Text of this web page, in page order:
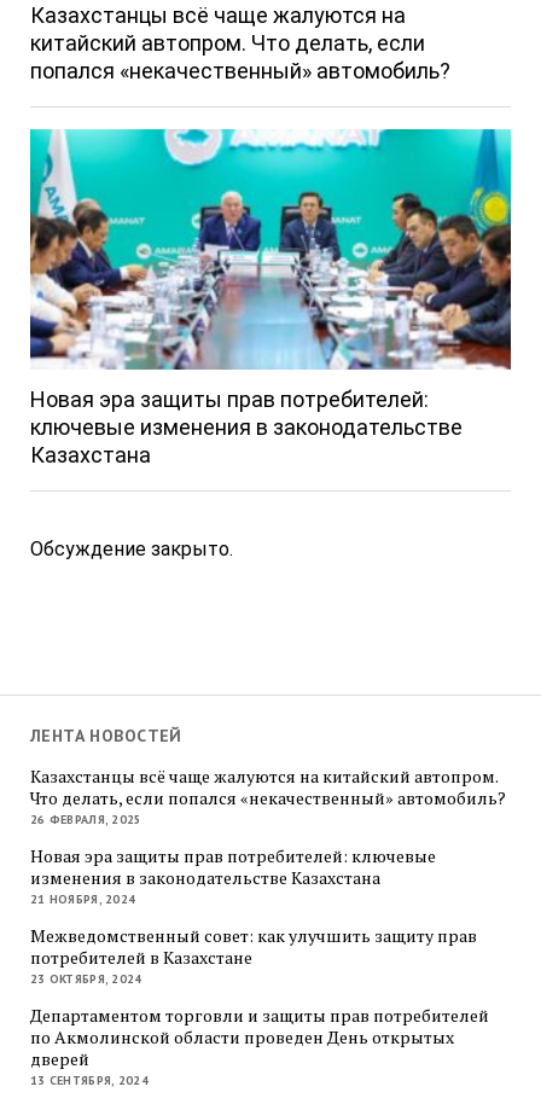
Казахстанцы всё чаще жалуются на
китайский автопром. Что делать, если
попался «некачественный» автомобиль?
Новая эра защиты прав потребителей:
ключевые изменения в законодательстве
Казахстана
Обсуждение закрыто.
ЛЕНТА НОВОСТЕЙ
Казахстанцы всё чаще жалуются на китайский автопром.
Что делать, если попался «некачественный» автомобиль?
26 ФЕВРАЛЯ, 2025
Новая эра защиты прав потребителей: ключевые
изменения в законодательстве Казахстана
21 НОЯБРЯ, 2024
Межведомственный совет: как улучшить защиту прав
потребителей в Казахстане
23 ОКТЯБРЯ, 2024
Департаментом торговли и защиты прав потребителей
по Акмолинской области проведен День открытых
дверей
13 СЕНТЯБРЯ, 2024